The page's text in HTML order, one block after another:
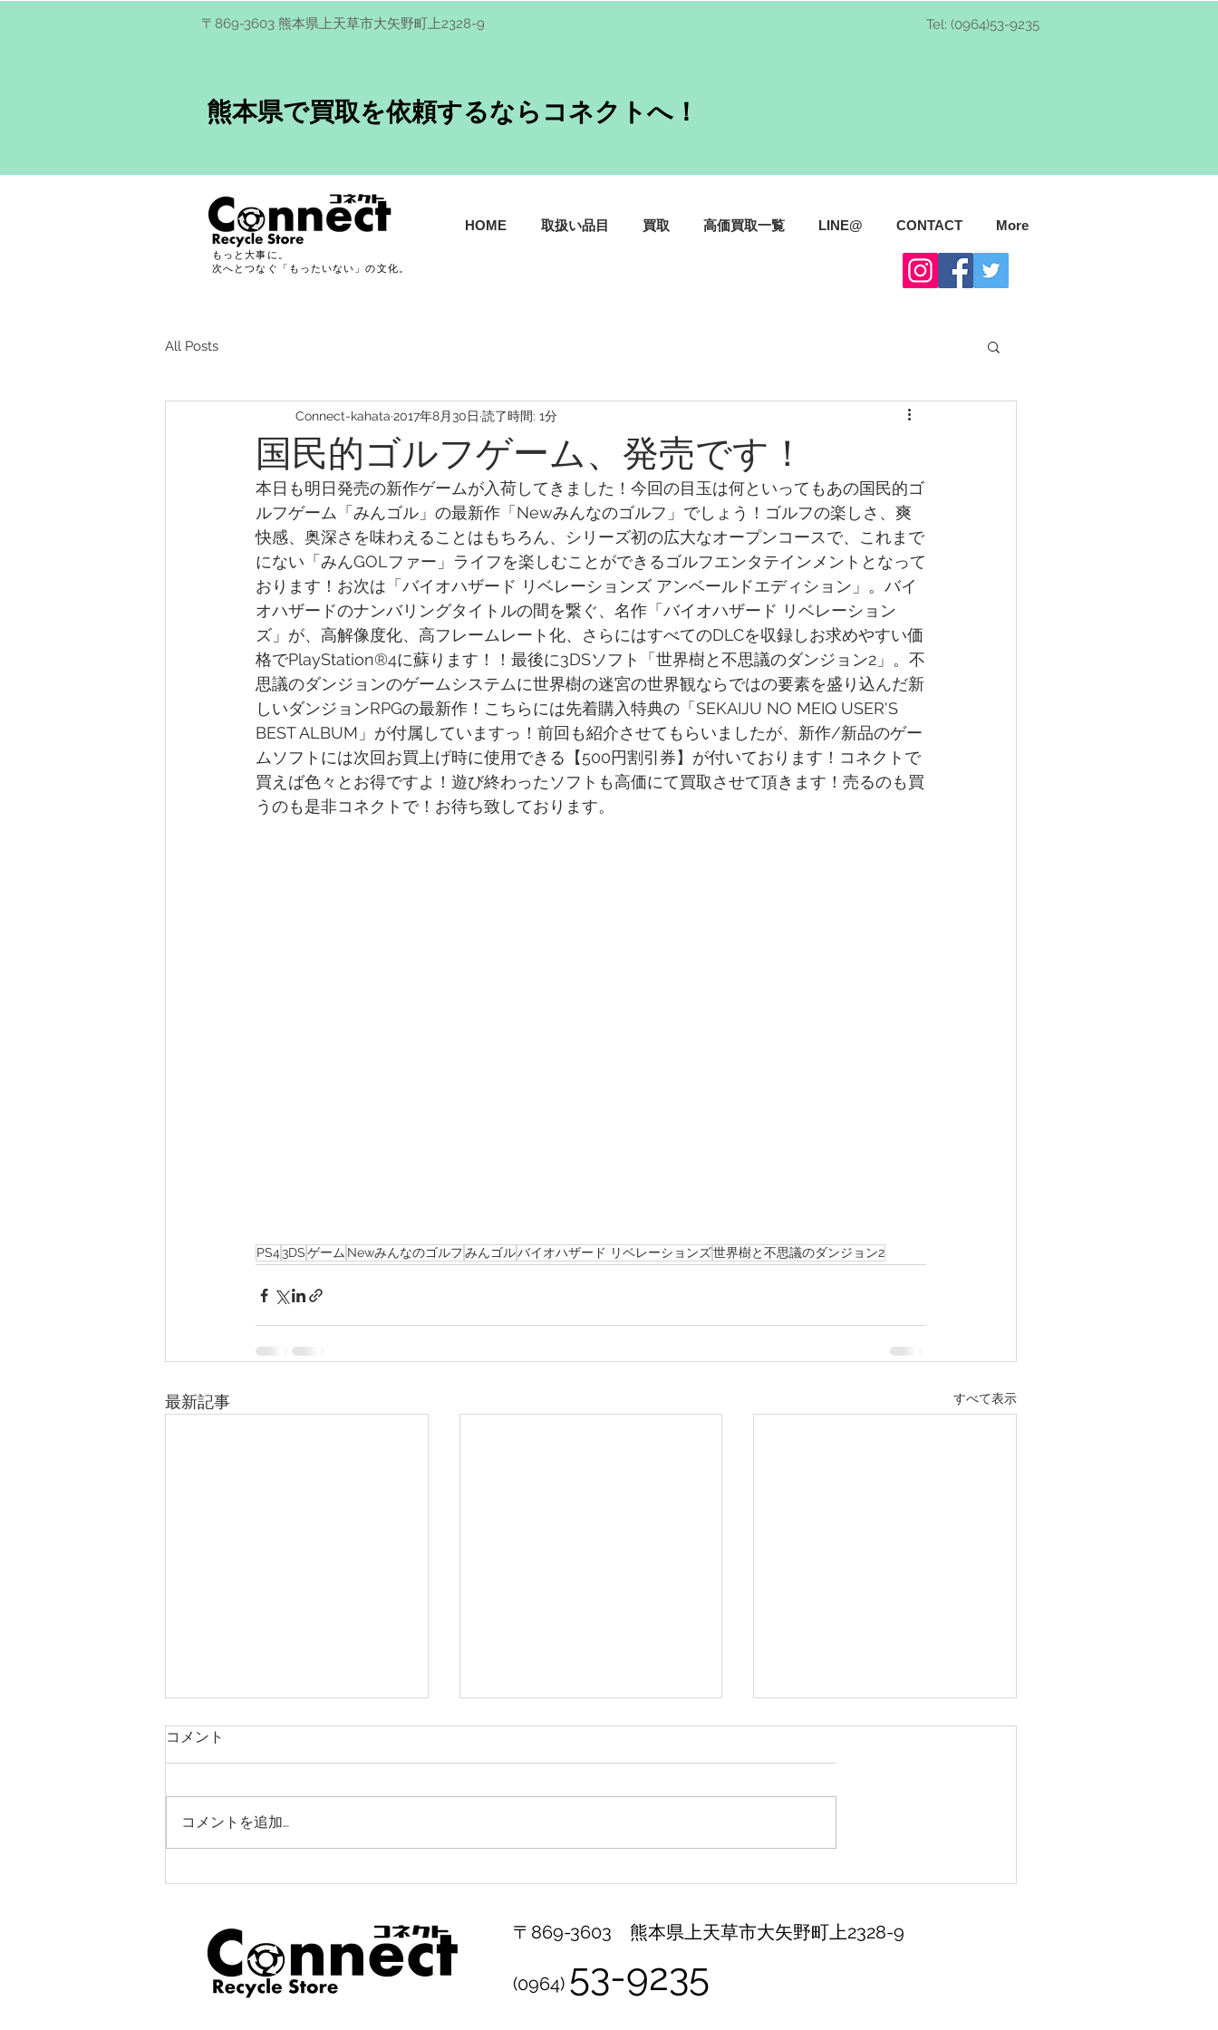
​〒869-3603 熊本県上天草市大矢野町上2328-9 Tel: (0964)53-9235
熊本県で買取を依頼するならコネクトへ！
もっと大事に。
次へとつなぐ「もったいない」の文化。
HOME 取扱い品目 買取 高価買取一覧 LINE@ CONTACT More
All Posts
国民的ゴルフゲーム、発売です！
Connect-kahata 2017年8月30日 読了時間: 1分
本日も明日発売の新作ゲームが入荷してきました！今回の目玉は何といってもあの国民的ゴ
ルフゲーム「みんゴル」の最新作「Newみんなのゴルフ」でしょう！ゴルフの楽しさ、爽
快感、奥深さを味わえることはもちろん、シリーズ初の広大なオープンコースで、これまで
にない「みんGOLファー」ライフを楽しむことができるゴルフエンタテインメントとなって
おります！お次は「バイオハザード リベレーションズ アンベールドエディション」。バイ
オハザードのナンバリングタイトルの間を繋ぐ、名作「バイオハザード リベレーション
ズ」が、高解像度化、高フレームレート化、さらにはすべてのDLCを収録しお求めやすい価
格でPlayStation®4に蘇ります！！最後に3DSソフト「世界樹と不思議のダンジョン2」。不
思議のダンジョンのゲームシステムに世界樹の迷宮の世界観ならではの要素を盛り込んだ新
しいダンジョンRPGの最新作！こちらには先着購入特典の「SEKAIJU NO MEIQ USER'S
BEST ALBUM」が付属していますっ！前回も紹介させてもらいましたが、新作/新品のゲー
ムソフトには次回お買上げ時に使用できる【500円割引券】が付いております！コネクトで
買えば色々とお得ですよ！遊び終わったソフトも高価にて買取させて頂きます！売るのも買
うのも是非コネクトで！お待ち致しております。
PS4 3DSゲーム Newみんなのゴルフみんゴルバイオハザード リベレーションズ世界樹と不思議のダンジョン2
最新記事 すべて表示
コメント
コメントを追加…
〒869-3603 熊本県上天草市大矢野町上2328-9
(0964) 53-9235​